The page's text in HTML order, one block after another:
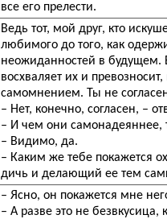
все его прелести.
Ведь тот, мой друг, кто
любимого до того, как
неожиданностей в будущем.
восхваляет их и
самомнением. Ты не
– Нет, конечно, согласен, –
– И чем они самонадеяннее,
– Видимо, да.
– Каким же тебе покажется
дичь и делающий ее тем
– Ясно, он покажется мне
– А разве это не